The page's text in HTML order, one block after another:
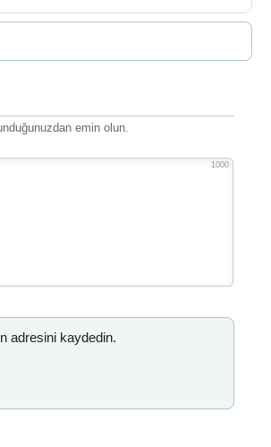
emin olun.
1000
adresini kaydedin.